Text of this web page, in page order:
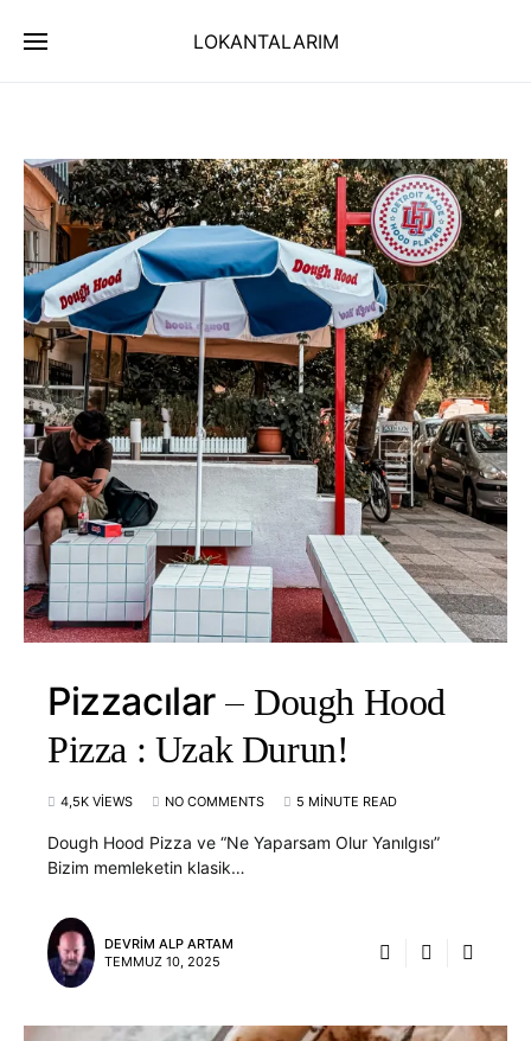
LOKANTALARIM
Pizzacılar
Dough Hood
Pizza : Uzak Durun!
4,5K VIEWS NO COMMENTS 5 MINUTE READ
Dough Hood Pizza ve “Ne Yaparsam Olur Yanılgısı”
Bizim memleketin klasik…
DEVRIM ALP ARTAM
TEMMUZ 10, 2025